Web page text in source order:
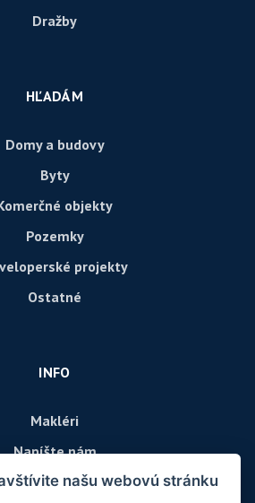
Dražby
HĽADÁM
Domy a budovy
Byty
objekty
Pozemky
projekty
Ostatné
INFO
Makléri
Napíšte nám
Kontaktnašu webovú stránku